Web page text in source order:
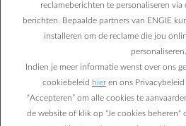
Ontdek waarom een
warmtepomp interessant is!
Meer info over onze oplossingen
Meer over elektrisch verwarmen
reclameberichten te personaliseren
berichten. Bepaalde partners van ENGIE
installeren om de reclame die jou
personaliseren.
Indien je meer informatie wenst over ons
cookiebeleid hier en ons Privacybeleid
“Accepteren” om alle cookies te
de website of klik op "Je cookies beheren"